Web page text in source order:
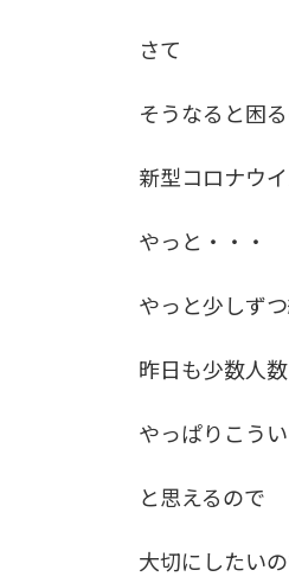
さて
そうなると困
新型コロナウイ
やっと・・・
やっと少しず
昨日も少数人
やっぱりこう
と思えるので
大切にしたい